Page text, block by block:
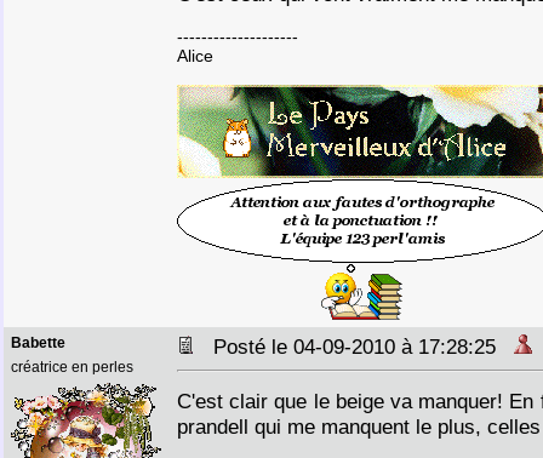
--------------------
Alice
Babette
créatrice en perles
Posté le 04-09-2010 à 17:28:25
C'est clair que le beige va manquer!
prandell qui me manquent le plus,